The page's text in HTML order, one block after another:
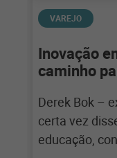
VAREJO
Inovação
caminho
Derek Bok –
certa vez
educação,